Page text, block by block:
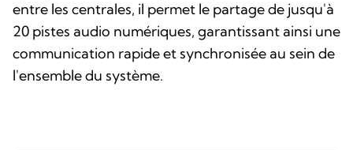
entre les centrales, il permet le partage de jusqu'à
20 pistes audio numériques, garantissant ainsi une
communication rapide et synchronisée au sein de
l'ensemble du système.